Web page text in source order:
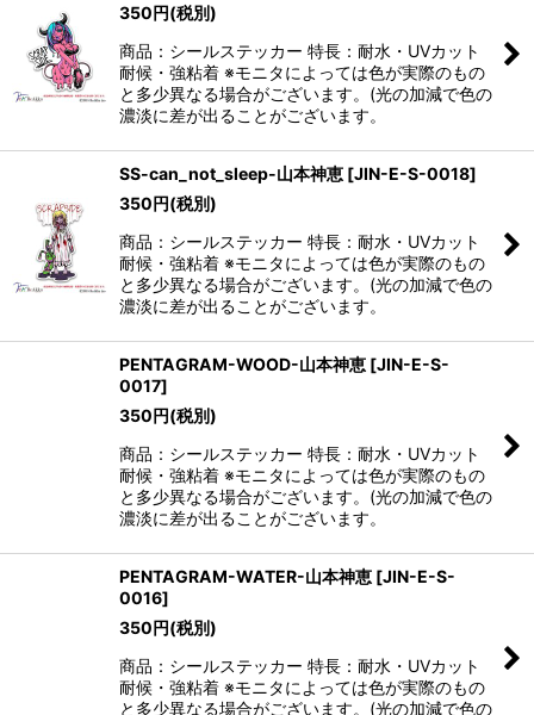
350円(税別)
商品：シールステッカー 特長：耐水・UVカット
耐候・強粘着 ※モニタによっては色が実際のもの
と多少異なる場合がございます。(光の加減で色の
濃淡に差が出ることがございます。
SS-can_not_sleep-山本神恵 [JIN-E-S-0018]
350円(税別)
商品：シールステッカー 特長：耐水・UVカット
耐候・強粘着 ※モニタによっては色が実際のもの
と多少異なる場合がございます。(光の加減で色の
濃淡に差が出ることがございます。
PENTAGRAM-WOOD-山本神恵 [JIN-E-S-
0017]
350円(税別)
商品：シールステッカー 特長：耐水・UVカット
耐候・強粘着 ※モニタによっては色が実際のもの
と多少異なる場合がございます。(光の加減で色の
濃淡に差が出ることがございます。
PENTAGRAM-WATER-山本神恵 [JIN-E-S-
0016]
350円(税別)
商品：シールステッカー 特長：耐水・UVカット
耐候・強粘着 ※モニタによっては色が実際のもの
と多少異なる場合がございます。(光の加減で色の